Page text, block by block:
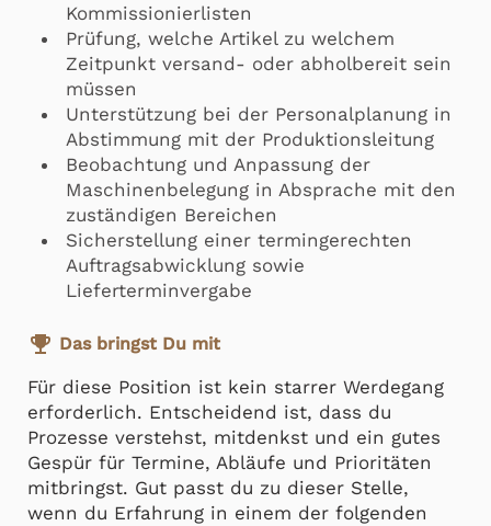
Kommissionierlisten
Prüfung, welche Artikel zu welchem
Zeitpunkt versand- oder abholbereit sein
müssen
Unterstützung bei der Personalplanung in
Abstimmung mit der Produktionsleitung
Beobachtung und Anpassung der
Maschinenbelegung in Absprache mit den
zuständigen Bereichen
Sicherstellung einer termingerechten
Auftragsabwicklung sowie
Lieferterminvergabe
emoji_events Das bringst Du mit
Für diese Position ist kein starrer Werdegang
erforderlich. Entscheidend ist, dass du
Prozesse verstehst, mitdenkst und ein gutes
Gespür für Termine, Abläufe und Prioritäten
mitbringst. Gut passt du zu dieser Stelle,
wenn du Erfahrung in einem der folgenden